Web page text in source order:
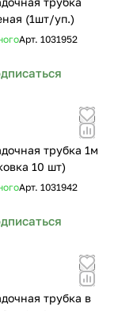
(1шт/уп.)
Арт. 1031952
трубка 1м
10 шт)
Арт. 1031942
трубка в